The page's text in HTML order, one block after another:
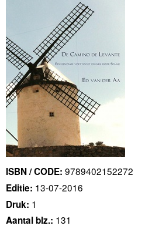
ISBN / CODE: 9789402152272
Editie: 13-07-2016
Druk: 1
Aantal blz.: 131